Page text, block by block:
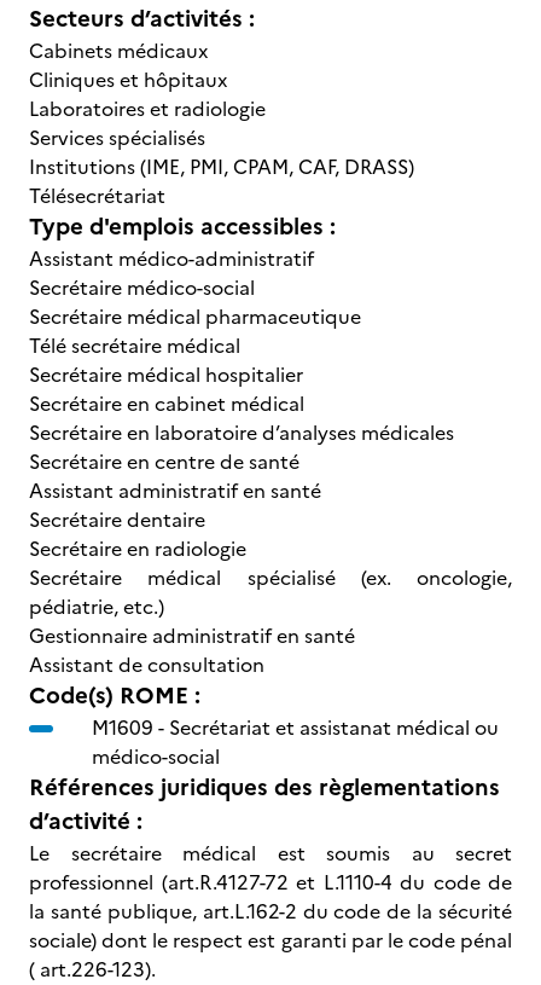
Secteurs d’activités :
Cabinets médicaux
Cliniques et hôpitaux
Laboratoires et radiologie
Services spécialisés
Institutions (IME, PMI, CPAM, CAF, DRASS)
Télésecrétariat
Type d'emplois accessibles :
Assistant médico-administratif
Secrétaire médico-social
Secrétaire médical pharmaceutique
Télé secrétaire médical
Secrétaire médical hospitalier
Secrétaire en cabinet médical
Secrétaire en laboratoire d’analyses médicales
Secrétaire en centre de santé
Assistant administratif en santé
Secrétaire dentaire
Secrétaire en radiologie
Secrétaire médical spécialisé (ex. oncologie,
pédiatrie, etc.)
Gestionnaire administratif en santé
Assistant de consultation
Code(s) ROME :
M1609 - Secrétariat et assistanat médical ou
médico-social
Références juridiques des règlementations
d’activité :
Le secrétaire médical est soumis au secret
professionnel (art.R.4127-72 et L.1110-4 du code de
la santé publique, art.L.162-2 du code de la sécurité
sociale) dont le respect est garanti par le code pénal
( art.226-123).